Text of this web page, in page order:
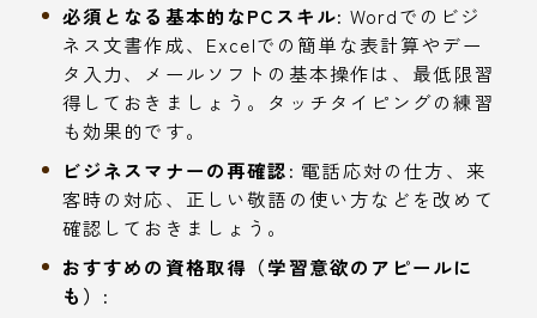
必須となる基本的なPCスキル: Wordでのビジ
ネス文書作成、Excelでの簡単な表計算やデー
タ入力、メールソフトの基本操作は、最低限習
得しておきましょう。タッチタイピングの練習
も効果的です。
ビジネスマナーの再確認: 電話応対の仕方、来
客時の対応、正しい敬語の使い方などを改めて
確認しておきましょう。
おすすめの資格取得（学習意欲のアピールに
も）: